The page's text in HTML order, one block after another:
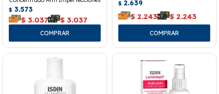
$ 3.573
$ 3.037 $ 3.037
$ 2.639
$ 2.243 $ 2.243